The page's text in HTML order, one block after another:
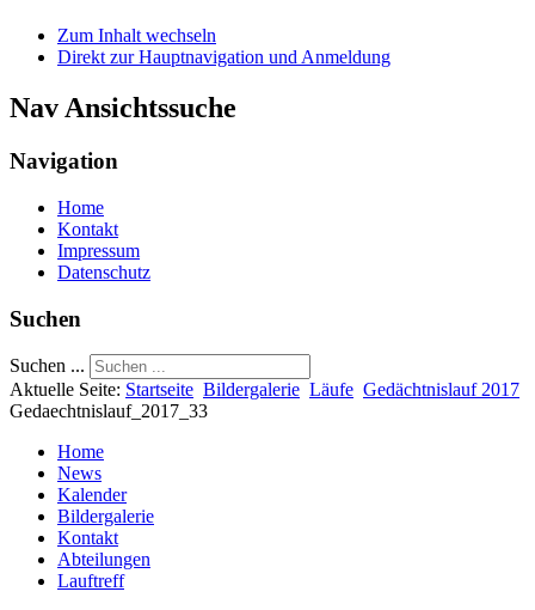
Zum Inhalt wechseln
Direkt zur Hauptnavigation und Anmeldung
Nav Ansichtssuche
Navigation
Home
Kontakt
Impressum
Datenschutz
Suchen
Suchen ...
Aktuelle Seite: Startseite Bildergalerie Läufe Gedächtnislauf 2017
Gedaechtnislauf_2017_33
Home
News
Kalender
Bildergalerie
Kontakt
Abteilungen
Lauftreff